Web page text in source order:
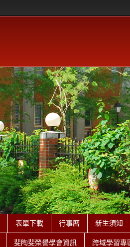
表單下載 行事曆 新生須知
斐陶斐榮譽學會資訊 跨域學習專